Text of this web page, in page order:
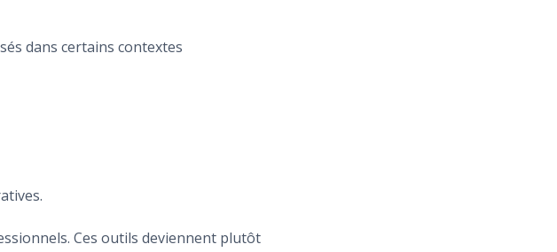
dans certains contextes
Ces outils deviennent plutôt